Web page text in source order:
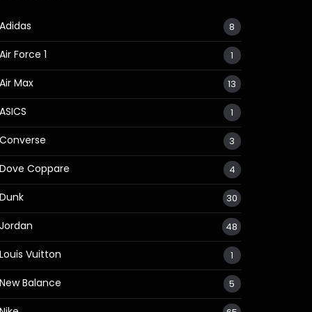
Adidas 8
Air Force 1 1
Air Max 13
ASICS 1
Converse 3
Dove Coppare 4
Dunk 30
Jordan 48
Louis Vuitton 1
New Balance 5